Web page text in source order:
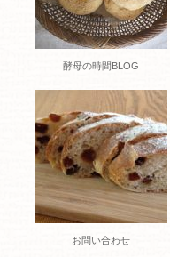
酵母の時間BLOG
お問い合わせ